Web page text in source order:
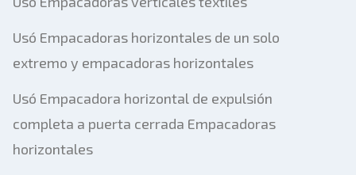
Usó Empacadoras horizontales de un solo
extremo y empacadoras horizontales
Usó Empacadora horizontal de expulsión
completa a puerta cerrada Empacadoras
horizontales